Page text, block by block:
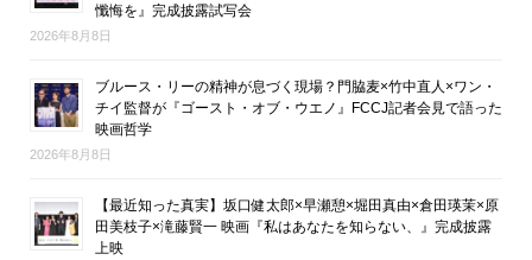
懺悔を』完成披露試写会
2026年8月8日
ブルース・リーの精神が息づく現場？門脇麦×竹中直人×ワン・
チイ監督が『ゴースト・オブ・ウエノ』FCCJ記者会見で語った
映画哲学
2026年8月8日
【最近知った真実】坂口健太郎×早瀬憩×堀田真由×倉田瑛茉×原
田美枝子×滝藤賢一 映画『私はあなたを知らない、』完成披露
上映